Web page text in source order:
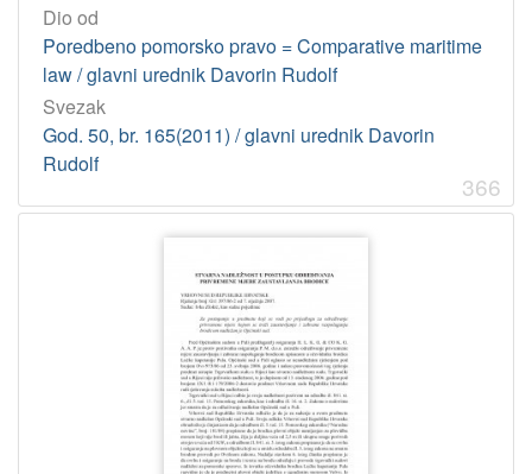
Dio od
Poredbeno pomorsko pravo = Comparative maritime
law / glavni urednik Davorin Rudolf
Svezak
God. 50, br. 165(2011) / glavni urednik Davorin
Rudolf
366